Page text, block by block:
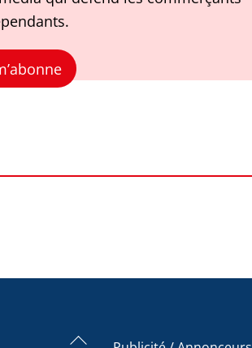
Back